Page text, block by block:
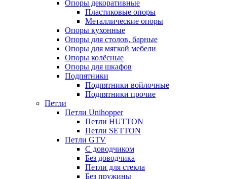
Опоры декоративные
Пластиковые опоры
Металлические опоры
Опоры кухонные
Опоры для столов, барные
Опоры для мягкой мебели
Опоры колёсные
Опоры для шкафов
Подпятники
Подпятники войлочные
Подпятники прочие
Петли
Петли Unihopper
Петли HUTTON
Петли SETTON
Петли GTV
С доводчиком
Без доводчика
Петли для стекла
Без пружины